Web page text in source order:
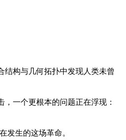
结构与几何拓扑中发现人类未曾
一个更根本的问题正在浮现：
发生的这场革命。